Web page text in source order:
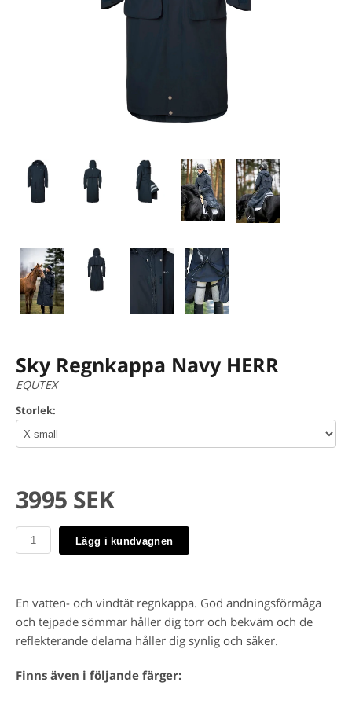
Sky Regnkappa Navy HERR
EQUTEX
Storlek:
3995 SEK
Lägg i kundvagnen
En vatten- och vindtät regnkappa. God andningsförmåga
och tejpade sömmar håller dig torr och bekväm och de
reflekterande delarna håller dig synlig och säker.
Finns även i följande färger: